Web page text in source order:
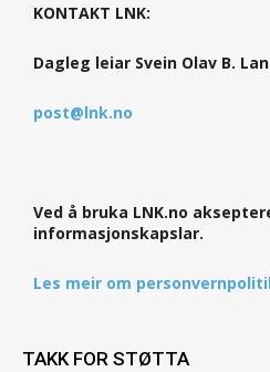
KONTAKT LNK:
Dagleg leiar Svein Olav B.
post@lnk.no
Ved å bruka LNK.no
informasjonskapslar.
Les meir om
TAKK FOR STØTTA